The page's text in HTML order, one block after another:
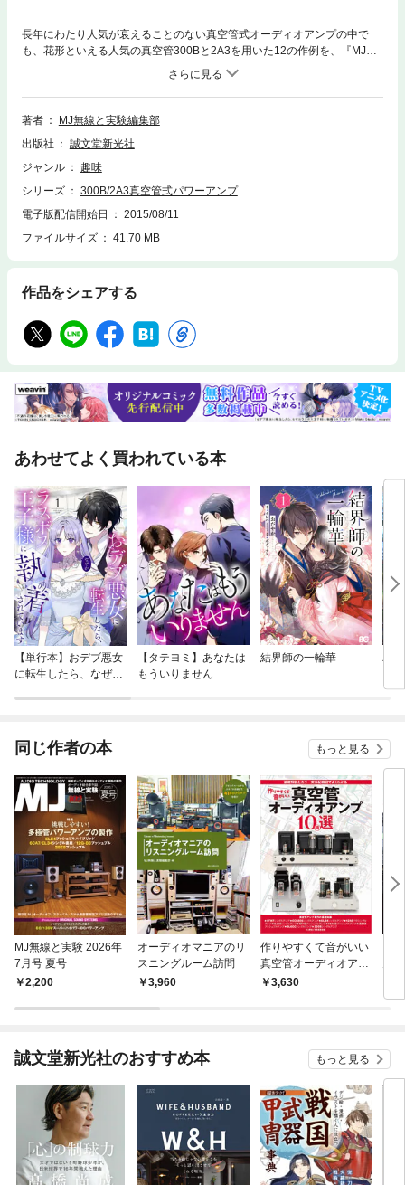
長年にわたり人気が衰えることのない真空管式オーディオアンプの中で
も、花形といえる人気の真空管300Bと2A3を用いた12の作例を、『MJ無
線と実験』の膨大な製作記事の中から厳選。オーディオアンプ製作のガイ
ドとしてだけでなく、自作オーディオの世界の発展と進化を垣間見ること
のできる資料としても価値の高い作例集です。
著者
MJ無線と実験編集部
出版社
誠文堂新光社
ジャンル
趣味
シリーズ
300B/2A3真空管式パワーアンプ
電子版配信開始日
2015/08/11
ファイルサイズ
41.70 MB
作品をシェアする
あわせてよく買われている本
【単行本】おデブ悪女
に転生したら、なぜか
【タテヨミ】あなたは
もういりません
結界師の一輪華
バ
今
同じ作者の本 もっと見る
MJ無線と実験 2026年
7月号 夏号
2,200
オーディオマニアのリ
スニングルーム訪問
3,960
作りやすくて音がいい
真空管オーディオアン
プ10機選
3,630
か
誠文堂新光社のおすすめ本 もっと見る